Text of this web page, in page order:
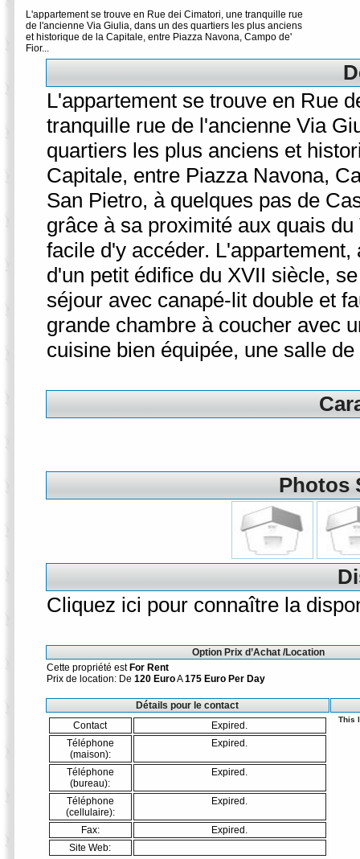
L'appartement se trouve en Rue dei Cimatori, une tranquille rue
de l'ancienne Via Giulia, dans un des quartiers les plus anciens
et historique de la Capitale, entre Piazza Navona, Campo de'
Fior...
L'appartement se trouve en Rue
tranquille rue de l'ancienne Via
quartiers les plus anciens et
Capitale, entre Piazza Navona,
San Pietro, à quelques pas de
grâce à sa proximité aux quais du
facile d'y accéder. L'appartement,
d'un petit édifice du XVII siècle,
séjour avec canapé-lit double et
grande chambre à coucher avec
cuisine bien équipée, une salle
Photos
Cliquez ici pour connaître la
Option Prix d’Achat /Location
Cette propriété est For Rent
Prix de location: De 120 EuroA175 Euro Per Day
Détails pour le contact
Contact
Expired.
Téléphone
(maison):
Expired.
Téléphone
(bureau):
Expired.
Téléphone
(cellulaire):
Expired.
Fax:
Expired.
Site Web:
This